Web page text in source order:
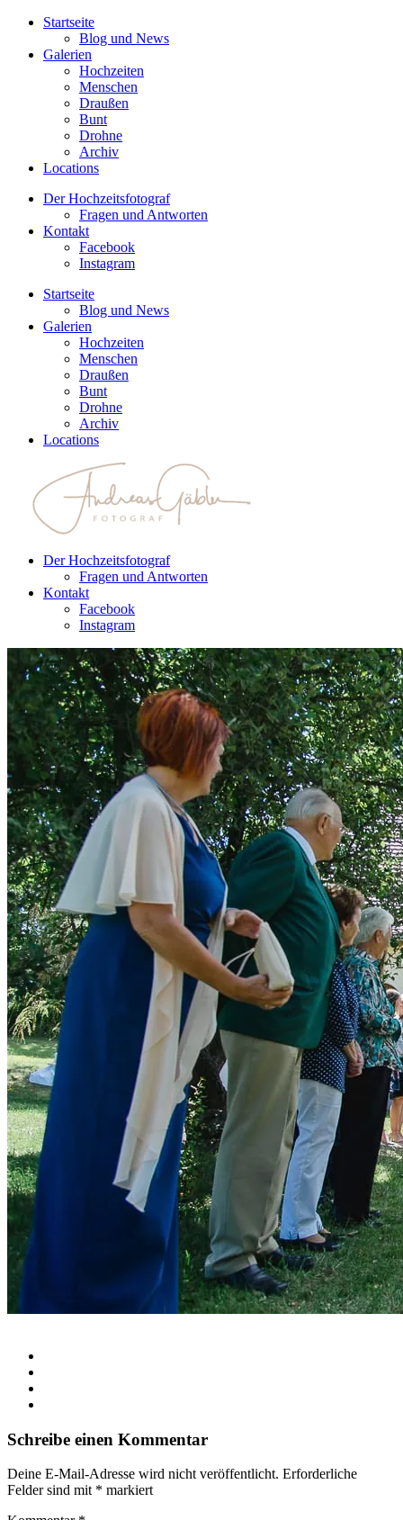
Startseite
Blog und News
Galerien
Hochzeiten
Menschen
Draußen
Bunt
Drohne
Archiv
Locations
Der Hochzeitsfotograf
Fragen und Antworten
Kontakt
Facebook
Instagram
Startseite
Blog und News
Galerien
Hochzeiten
Menschen
Draußen
Bunt
Drohne
Archiv
Locations
Der Hochzeitsfotograf
Fragen und Antworten
Kontakt
Facebook
Instagram
Schreibe einen Kommentar
Deine E-Mail-Adresse wird nicht veröffentlicht. Erforderliche
Felder sind mit * markiert